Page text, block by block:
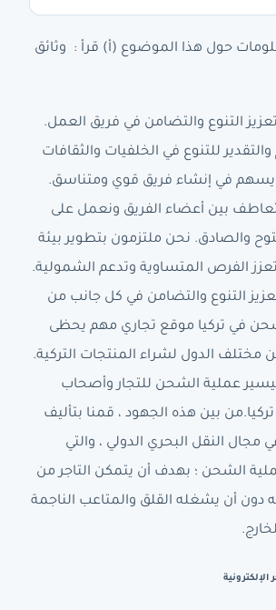
حول هذا الموضوع (أ) قرأ : وثائق
التنوع والتضامن في فريق العمل.
للتنوع في الخلفيات والثقافات
يسهم في إنشاء فريق قوي ومتناسق.
بين أعضاء الفريق ونعمل على
والصادق. نحن ملتزمون بتطوير بيئة
الفرص المتساوية وتدعم الشمولية.
التنوع والتضامن في كل جانب من
في تركيا موقع تجاري مهم يحظى
الدول لشراء المنتجات التركية.
عملية الشحن للتجار وأصحاب
تركيا.من بين هذه الجهود ، قمنا بتأليف
مجال النقل البحري الدولي ، والتي
الشحن ؛ بهدف أن يتمكن التاجر من
دون أن يشغله القلق والمتاعب الناجمة